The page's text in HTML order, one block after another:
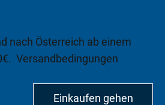
nach Österreich ab einem
Versandbedingungen
Einkaufen gehen